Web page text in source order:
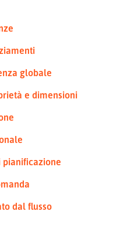
globale
e dimensioni
dal flusso